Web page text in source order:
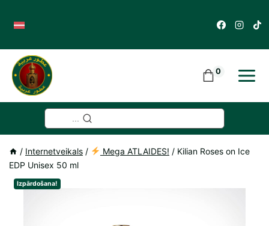
content
0
/ Internetveikals / Mega ATLAIDES! / Kilian Roses on Ice
EDP Unisex 50 ml
Izpārdošana!